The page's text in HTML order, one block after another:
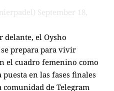
September 18,
delante, el Oysho
prepara para vivir
el cuadro femenino como
en las fases finales
comunidad de Telegram